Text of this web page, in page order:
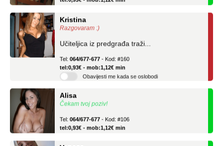
Kristina
Razgovaram :)
Učiteljica iz predgrađa traži...
Tel: 064/677-677 - Kod: #160
tel:0,93€ - mob:1,12€ min
Obavijesti me kada se oslobodi
Alisa
Čekam tvoj poziv!
Tel: 064/677-677 - Kod: #106
tel:0,93€ - mob:1,12€ min
Vanesa